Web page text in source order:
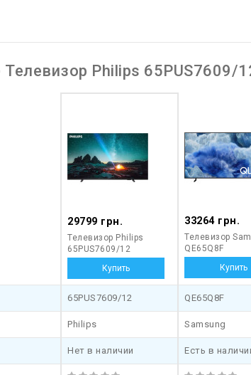
Телевизор Philips 65PUS7609/
29799 грн.
Телевизор Philips
65PUS7609/12
33264 грн.
Телевизор
QE65Q8F
65PUS7609/12 QE65Q8F
Philips Samsung
Нет в наличии Есть в